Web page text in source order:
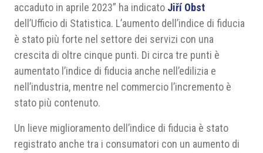
accaduto in aprile 2023” ha indicato Jiří Obst
dell’Ufficio di Statistica. L’aumento dell’indice di fiducia
è stato più forte nel settore dei servizi con una
crescita di oltre cinque punti. Di circa tre punti è
aumentato l’indice di fiducia anche nell’edilizia e
nell’industria, mentre nel commercio l’incremento è
stato più contenuto.
Un lieve miglioramento dell’indice di fiducia è stato
registrato anche tra i consumatori con un aumento di